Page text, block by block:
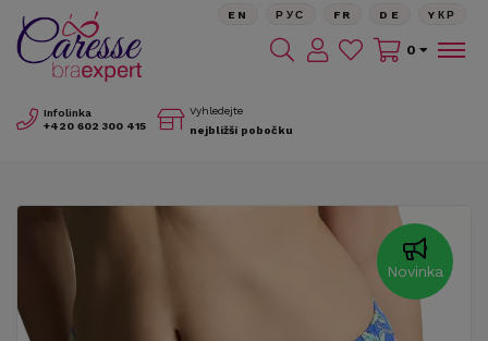
Infolinka
+420 602 300 415
Vyhledejte
nejbližší pobočku
EN РУС FR DE YКР
0
Novinka